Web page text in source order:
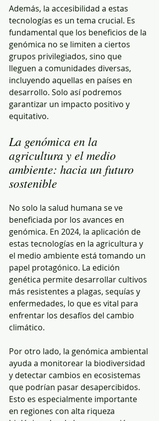
Además, la accesibilidad a estas
tecnologías es un tema crucial. Es
fundamental que los beneficios de la
genómica no se limiten a ciertos
grupos privilegiados, sino que
lleguen a comunidades diversas,
incluyendo aquellas en países en
desarrollo. Solo así podremos
garantizar un impacto positivo y
equitativo.
La genómica en la
agricultura y el medio
ambiente: hacia un futuro
sostenible
No solo la salud humana se ve
beneficiada por los avances en
genómica. En 2024, la aplicación de
estas tecnologías en la agricultura y
el medio ambiente está tomando un
papel protagónico. La edición
genética permite desarrollar cultivos
más resistentes a plagas, sequías y
enfermedades, lo que es vital para
enfrentar los desafíos del cambio
climático.
Por otro lado, la genómica ambiental
ayuda a monitorear la biodiversidad
y detectar cambios en ecosistemas
que podrían pasar desapercibidos.
Esto es especialmente importante
en regiones con alta riqueza